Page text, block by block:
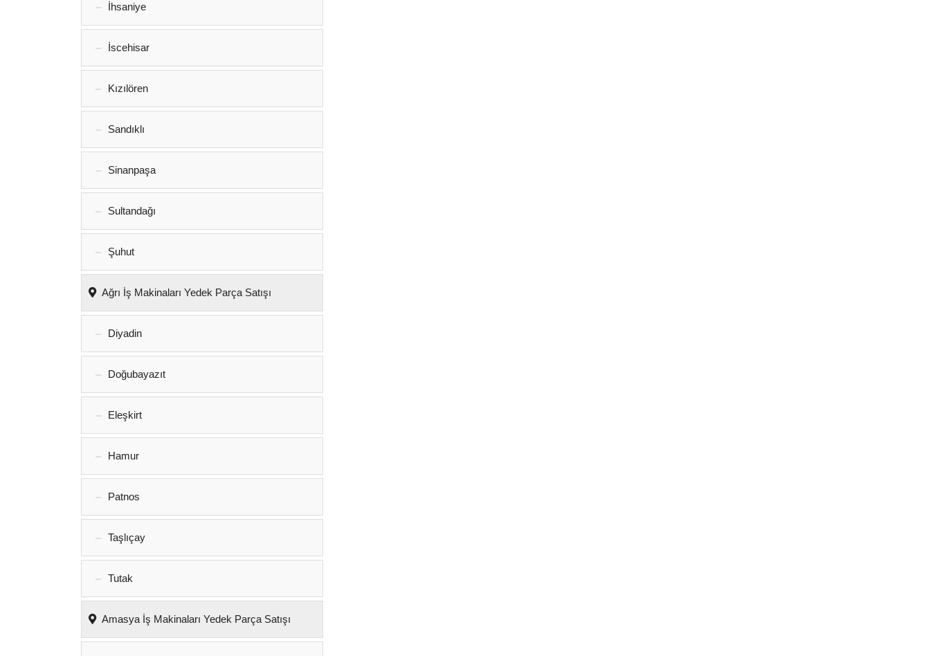
İhsaniye‎
İscehisar
Kızılören‎
Sandıklı‎
Sinanpaşa
Sultandağı
Şuhut
Ağrı İş Makinaları Yedek Parça Satışı
Diyadin
Doğubayazıt
Eleşkirt
Hamur
Patnos
Taşlıçay
Tutak
Amasya İş Makinaları Yedek Parça Satışı